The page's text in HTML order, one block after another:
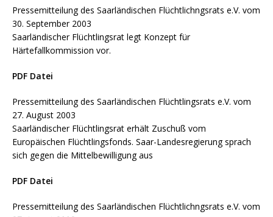
Pressemitteilung des Saarländischen Flüchtlichngsrats e.V. vom
30. September 2003
Saarländischer Flüchtlingsrat legt Konzept für
Härtefallkommission vor.
PDF Datei
Pressemitteilung des Saarländischen Flüchtlingsrats e.V. vom
27. August 2003
Saarländischer Flüchtlingsrat erhält Zuschuß vom
Europäischen Flüchtlingsfonds. Saar-Landesregierung sprach
sich gegen die Mittelbewilligung aus
PDF Datei
Pressemitteilung des Saarländischen Flüchtlichngsrats e.V. vom